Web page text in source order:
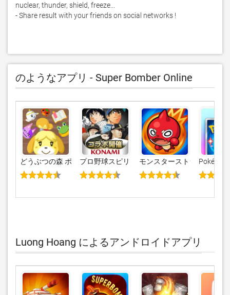
nuclear, thunder, shield, freeze...
- Share result with your friends on social networks !
のようなアプリ - Super Bomber Online
どうぶつの森 ポケットキャンプ
プロ野球スピリッツＡモンスターストライク
Luong Hoang によるアンドロイドアプリ